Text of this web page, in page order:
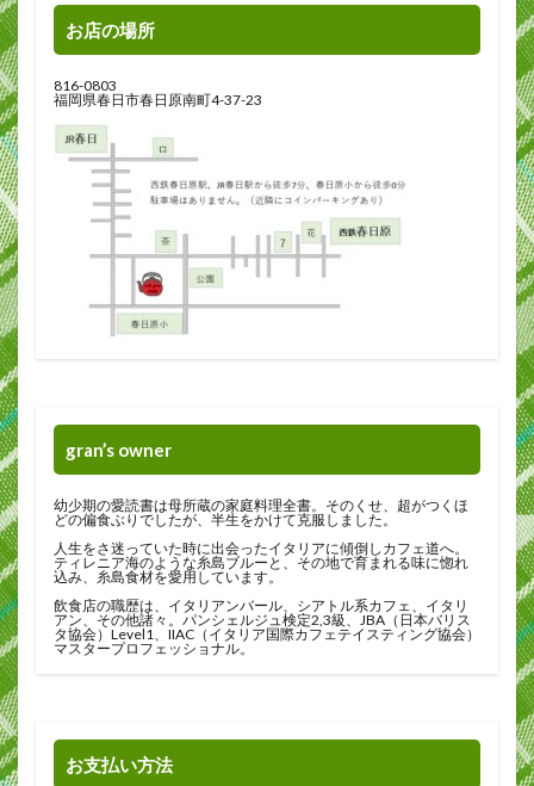
お店の場所
816-0803
福岡県春日市春日原南町4-37-23
gran’s owner
幼少期の愛読書は母所蔵の家庭料理全書。そのくせ、超がつくほ
どの偏食ぶりでしたが、半生をかけて克服しました。
人生をさ迷っていた時に出会ったイタリアに傾倒しカフェ道へ。
ティレニア海のような糸島ブルーと、その地で育まれる味に惚れ
込み、糸島食材を愛用しています。
飲食店の職歴は、イタリアンバール、シアトル系カフェ、イタリ
アン、その他諸々。パンシェルジュ検定2,3級、JBA（日本バリス
タ協会）Level1、IIAC（イタリア国際カフェテイスティング協会）
マスタープロフェッショナル。
お支払い方法